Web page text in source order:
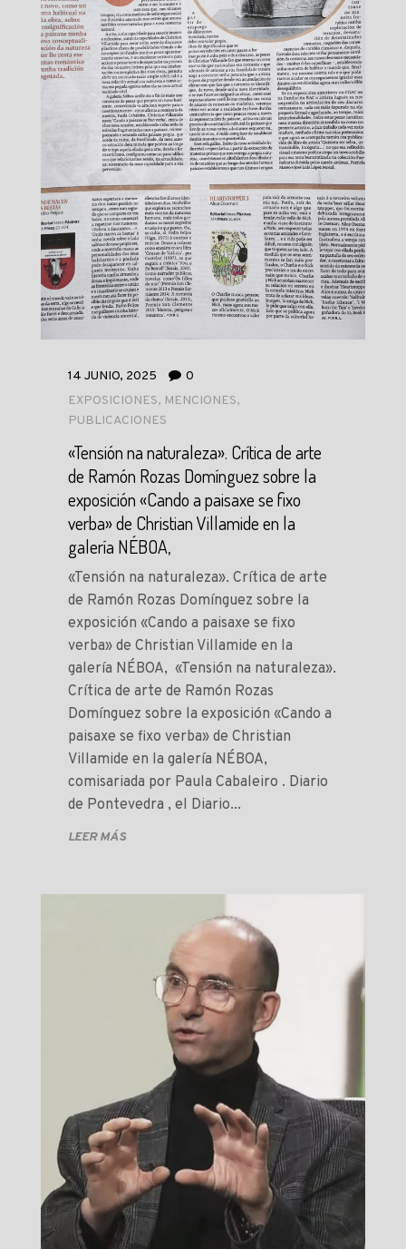
14 JUNIO, 2025
0
EXPOSICIONES, MENCIONES,
PUBLICACIONES
«Tensión na naturaleza». Crítica de arte
de Ramón Rozas Domínguez sobre la
exposición «Cando a paisaxe se fixo
verba» de Christian Villamide en la
galería NÉBOA,
«Tensión na naturaleza». Crítica de arte
de Ramón Rozas Domínguez sobre la
exposición «Cando a paisaxe se fixo
verba» de Christian Villamide en la
galería NÉBOA, «Tensión na naturaleza».
Crítica de arte de Ramón Rozas
Domínguez sobre la exposición «Cando a
paisaxe se fixo verba» de Christian
Villamide en la galería NÉBOA,
comisariada por Paula Cabaleiro . Diario
de Pontevedra , el Diario...
LEER MÁS